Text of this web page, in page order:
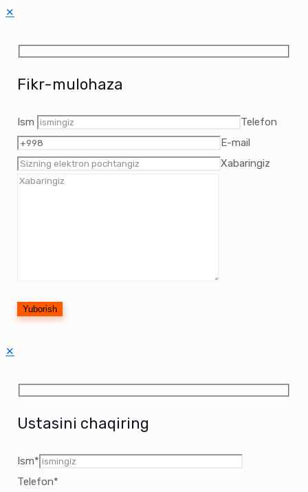
✕
Fikr-mulohaza
Ism
Telefon
E-mail
Xabaringiz
✕
Ustasini chaqiring
Ism*
Telefon*